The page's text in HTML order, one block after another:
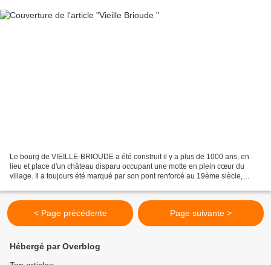
Le bourg de VIEILLE-BRIOUDE a été construit il y a plus de 1000 ans, en
lieu et place d'un château disparu occupant une motte en plein cœur du
village. Il a toujours été marqué par son pont renforcé au 19ème siècle,
< Page précédente Page suivante >
Hébergé par Overblog